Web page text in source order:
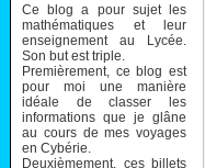
Ce blog a pour sujet les
mathématiques et leur
enseignement au Lycée.
Son but est triple.
Premièrement, ce blog est
pour moi une manière
idéale de classer les
informations que je glâne
au cours de mes voyages
en Cybérie.
Deuxièmement, ces billets